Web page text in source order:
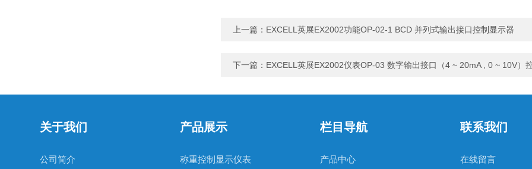
上一篇： EXCELL英展EX2002功能OP-02-1 BCD 并列式输出接口控制显示器
下一篇： EXCELL英展EX2002仪表OP-03 数字输出接口（4 ~ 20mA , 0 ~ 10V）
关于我们
公司简介
产品展示
称重控制显示仪表
栏目导航
产品中心
联系我们
在线留言